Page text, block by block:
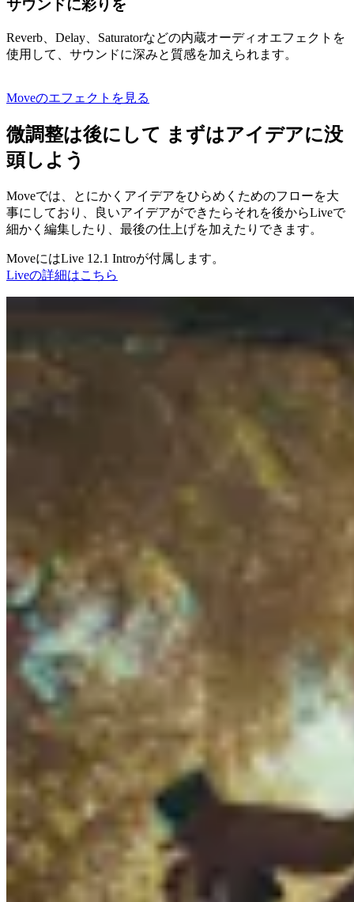
サウンドに彩りを
Reverb、Delay、Saturatorなどの内蔵オーディオエフェクトを
使用して、サウンドに深みと質感を加えられます。
Moveのエフェクトを見る
微調整は後にして まずはアイデアに没
頭しよう
Moveでは、とにかくアイデアをひらめくためのフローを大
事にしており、良いアイデアができたらそれを後からLiveで
細かく編集したり、最後の仕上げを加えたりできます。
MoveにはLive 12.1 Introが付属します。
Liveの詳細はこちら